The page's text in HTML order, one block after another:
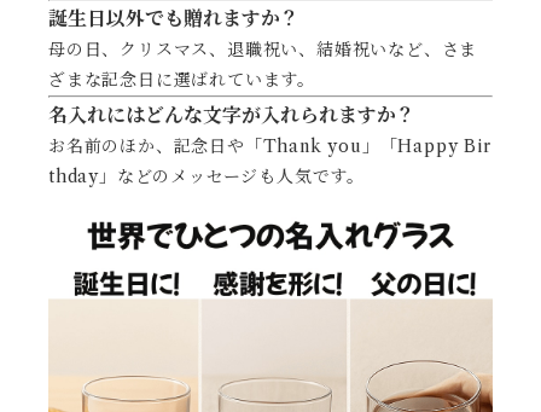
誕生日以外でも贈れますか？
母の日、クリスマス、退職祝い、結婚祝いなど、さま
ざまな記念日に選ばれています。
名入れにはどんな文字が入れられますか？
お名前のほか、記念日や「Thank you」「Happy Bir
thday」などのメッセージも人気です。